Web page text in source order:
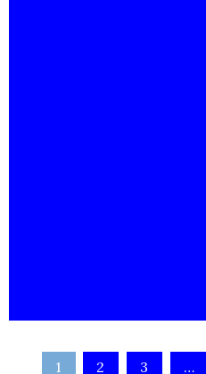
1 2 3 …